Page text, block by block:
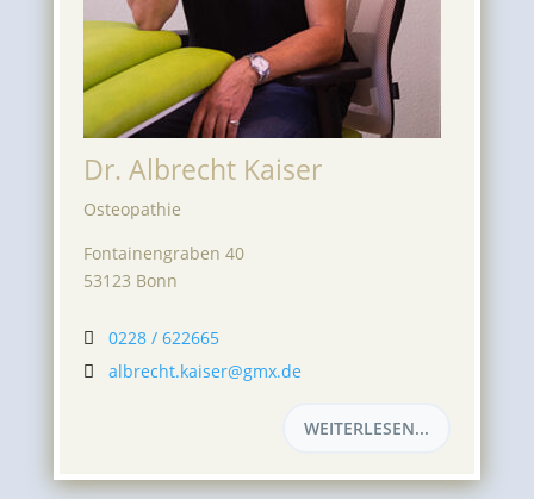
Dr. Albrecht Kaiser
Osteopathie
Fontainengraben 40
53123 Bonn
 0228 / 622665
 albrecht.kaiser@gmx.de
WEITERLESEN...